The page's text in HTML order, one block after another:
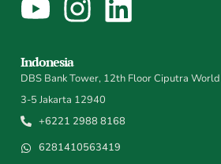
Indonesia
DBS Bank Tower, 12th Floor Ciputra
3-5 Jakarta 12940
+6221 2988 8168
6281410563419